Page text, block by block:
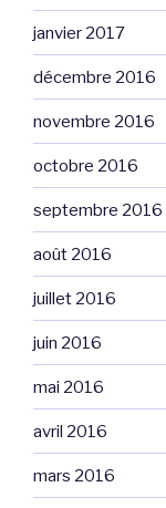
janvier 2017
décembre 2016
novembre 2016
octobre 2016
septembre 2016
août 2016
juillet 2016
juin 2016
mai 2016
avril 2016
mars 2016